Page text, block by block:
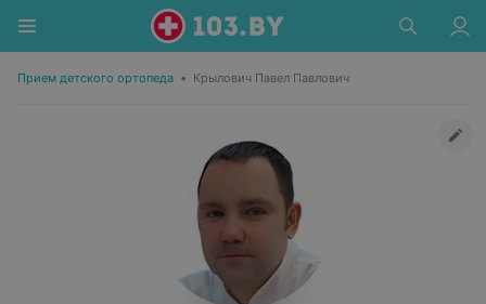
Прием детского ортопеда • Крылович Павел Павлович